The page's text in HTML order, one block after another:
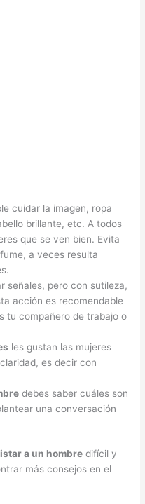
cuidar la imagen, ropa
brillante, etc. A todos
que se ven bien. Evita
a veces resulta
señales, pero con sutileza,
acción es recomendable
tu compañero de trabajo o
les gustan las mujeres
es decir con
debes saber cuáles son
una conversación
a un hombre difícil y
más consejos en el